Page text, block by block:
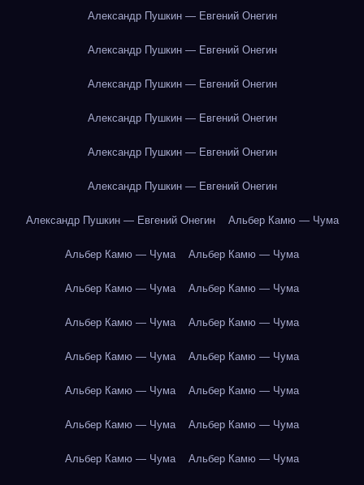
Александр Пушкин — Евгений Онегин
Александр Пушкин — Евгений Онегин
Александр Пушкин — Евгений Онегин
Александр Пушкин — Евгений Онегин
Александр Пушкин — Евгений Онегин
Александр Пушкин — Евгений Онегин
Александр Пушкин — Евгений Онегин Альбер Камю — Чума
Альбер Камю — Чума Альбер Камю — Чума
Альбер Камю — Чума Альбер Камю — Чума
Альбер Камю — Чума Альбер Камю — Чума
Альбер Камю — Чума Альбер Камю — Чума
Альбер Камю — Чума Альбер Камю — Чума
Альбер Камю — Чума Альбер Камю — Чума
Альбер Камю — Чума Альбер Камю — Чума